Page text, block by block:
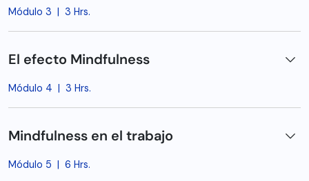
Módulo 3 | 3 Hrs.
El efecto Mindfulness
Módulo 4 | 3 Hrs.
Mindfulness en el trabajo
Módulo 5 | 6 Hrs.